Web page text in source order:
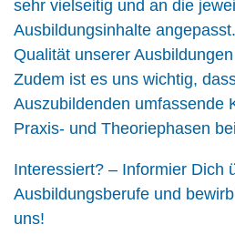
sehr vielseitig und an die
Ausbildungsinhalte
Qualität unserer
Zudem ist es uns wichtig,
Auszubildenden umfassende
Praxis- und Theoriephasen
Interessiert? – Informier Dich
Ausbildungsberufe und
uns!